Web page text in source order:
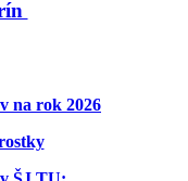
na rok 2026